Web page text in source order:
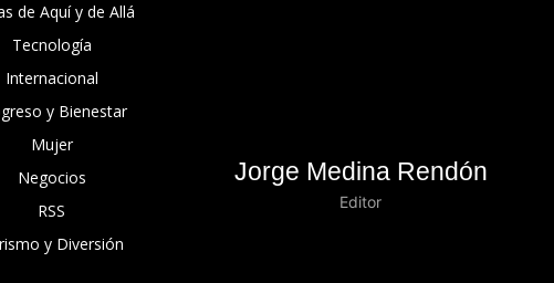
de Aquí y de Allá
Tecnología
Internacional
y Bienestar
Mujer
Negocios
RSS
y Diversión
Jorge Medina Rendón
Editor